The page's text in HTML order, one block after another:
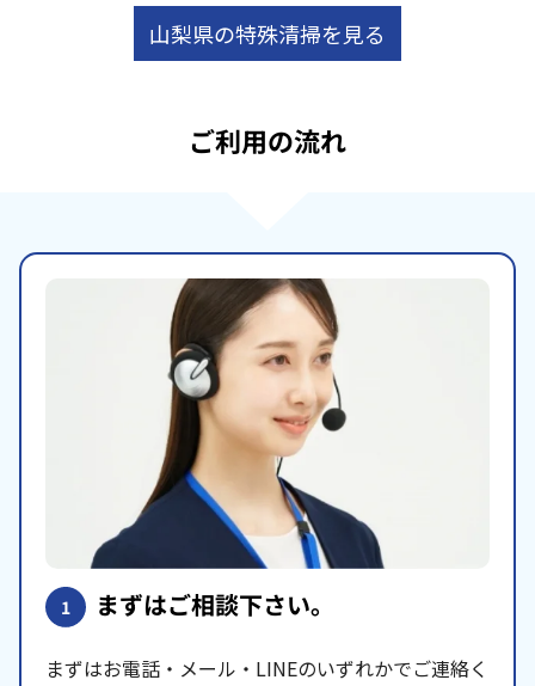
山梨県の特殊清掃を見る
ご利用の流れ
1 まずはご相談下さい。
まずはお電話・メール・LINEのいずれかでご連絡く